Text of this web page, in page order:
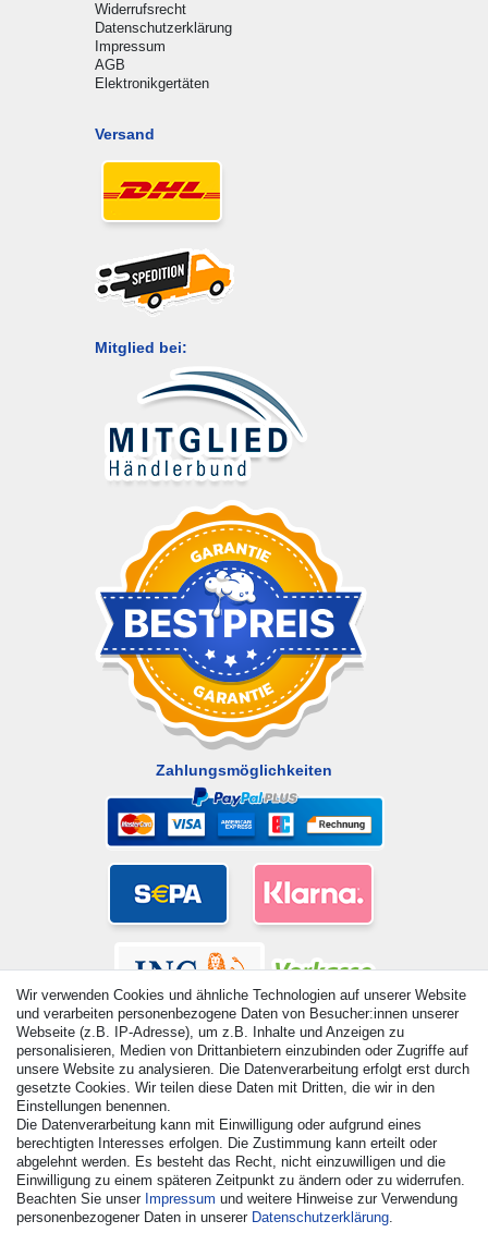
Widerrufsrecht
Datenschutzerklärung
Impressum
AGB
Elektronikgertäten
Versand
Mitglied bei:
Zahlungsmöglichkeiten
© Copyright 2026 | Alle Rechte vorbehalten. - Alle Rechte
vorbehalten. Preisangaben inkl. gesetzl. 19% MwSt. |
Grundpreise siehe Artikeldetail | *Gilt für Lieferungen nach
Deutschland!
Vertrag widerrufen Kontakt
Wir verwenden Cookies und ähnliche Technologien auf unserer Website
und verarbeiten personenbezogene Daten von Besucher:innen unserer
Webseite (z.B. IP-Adresse), um z.B. Inhalte und Anzeigen zu
personalisieren, Medien von Drittanbietern einzubinden oder Zugriffe auf
unsere Website zu analysieren. Die Datenverarbeitung erfolgt erst durch
gesetzte Cookies. Wir teilen diese Daten mit Dritten, die wir in den
Einstellungen benennen.
Die Datenverarbeitung kann mit Einwilligung oder aufgrund eines
berechtigten Interesses erfolgen. Die Zustimmung kann erteilt oder
abgelehnt werden. Es besteht das Recht, nicht einzuwilligen und die
Einwilligung zu einem späteren Zeitpunkt zu ändern oder zu widerrufen.
Beachten Sie unser Impressum und weitere Hinweise zur Verwendung
personenbezogener Daten in unserer Daten­schutz­erklärung.